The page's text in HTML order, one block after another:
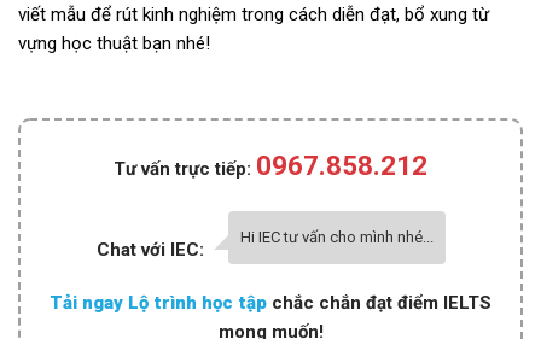
viết mẫu để rút kinh nghiệm trong cách diễn đạt, bổ xung từ
vựng học thuật bạn nhé!
Tư vấn trực tiếp: 0967.858.212
Chat với IEC:
Hi IEC tư vấn cho mình nhé...
Tải ngay Lộ trình học tập chắc chắn đạt điểm IELTS
mong muốn!